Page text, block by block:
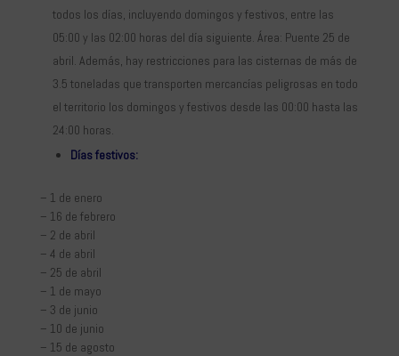
todos los días, incluyendo domingos y festivos, entre las
05:00 y las 02:00 horas del día siguiente. Área: Puente 25 de
abril. Además, hay restricciones para las cisternas de más de
3.5 toneladas que transporten mercancías peligrosas en todo
el territorio los domingos y festivos desde las 00:00 hasta las
24:00 horas.
Días festivos:
– 1 de enero
– 16 de febrero
– 2 de abril
– 4 de abril
– 25 de abril
– 1 de mayo
– 3 de junio
– 10 de junio
– 15 de agosto